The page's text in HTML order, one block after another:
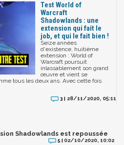
Test World of
Warcraft
Shadowlands : une
extension qui fait le
job, et qui le fait bien !
Seize années
d'existence, huitième
extension : World of
Warcraft poursuit
inlassablement son grand
œuvre et vient se
tous les deux ans. Avec cette fois
3 | 28/11/2020, 05:11
Shadowlands est repoussée
5 | 02/10/2020, 10:02